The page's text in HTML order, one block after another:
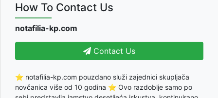
How To Contact Us
notafilia-kp.com
Contact Us
⭐ notafilia-kp.com pouzdano služi zajednici skupljača
novčanica više od 10 godina ⭐ Ovo razdoblje samo po